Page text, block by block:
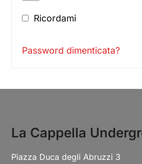
Ricordami
Password dimenticata?
La Cappella
Piazza Duca degli Abruzzi 3